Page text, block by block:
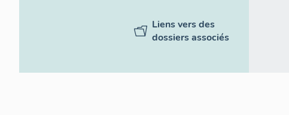
Liens vers des
dossiers associés